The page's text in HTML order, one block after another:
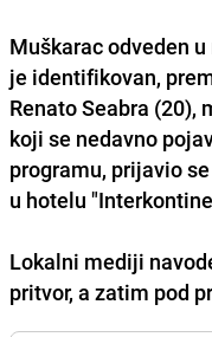
Muškarac odveden
je identifikovan,
Renato Seabra (20),
koji se nedavno
programu, prijavio
u hotelu
Lokalni mediji
pritvor, a zatim pod